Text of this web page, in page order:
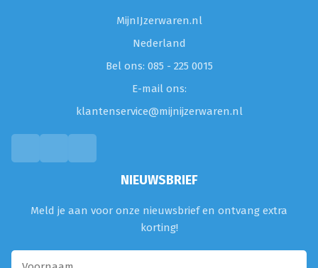
MijnIJzerwaren.nl
Nederland
Bel ons: 085 - 225 0015
E-mail ons:
klantenservice@mijnijzerwaren.nl
NIEUWSBRIEF
Meld je aan voor onze nieuwsbrief en ontvang extra
korting!